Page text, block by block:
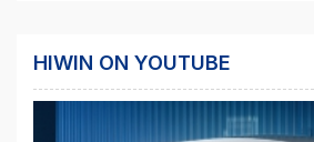
HIWIN ON YOUTUBE